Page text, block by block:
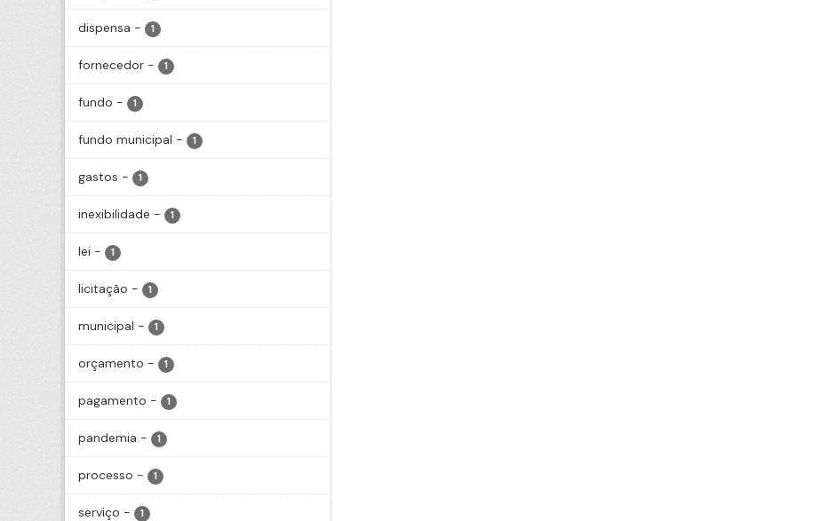
dispensa - 1
fornecedor - 1
fundo - 1
fundo municipal - 1
gastos - 1
inexibilidade - 1
lei - 1
licitação - 1
municipal - 1
orçamento - 1
pagamento - 1
pandemia - 1
processo - 1
serviço - 1